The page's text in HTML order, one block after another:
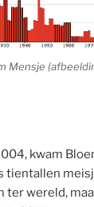
Mensje
kwam
tientallen
ter wereld,